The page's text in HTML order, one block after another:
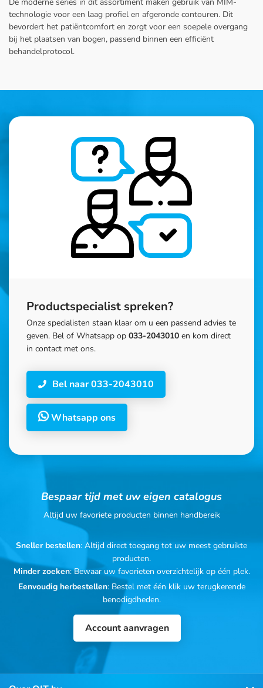
technologie voor een laag profiel en afgeronde contouren. Dit
bevordert het patiëntcomfort en zorgt voor een soepele overgang
bij het plaatsen van bogen, passend binnen een efficiënt
behandelprotocol.
Productspecialist spreken?
Onze specialisten staan klaar om u een passend advies te
geven. Bel of Whatsapp op 033-2043010 en kom direct
in contact met ons.
Bel naar 033-2043010
Whatsapp ons
Bespaar tijd met uw eigen catalogus
Altijd uw favoriete producten binnen handbereik
Sneller bestellen: Altijd direct toegang tot uw meest gebruikte
producten.
Minder zoeken: Bewaar uw favorieten overzichtelijk op één plek.
Eenvoudig herbestellen: Bestel met één klik uw terugkerende
benodigdheden.
Account aanvragen